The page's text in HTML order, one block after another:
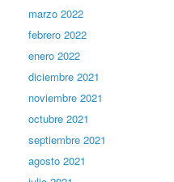
marzo 2022
febrero 2022
enero 2022
diciembre 2021
noviembre 2021
octubre 2021
septiembre 2021
agosto 2021